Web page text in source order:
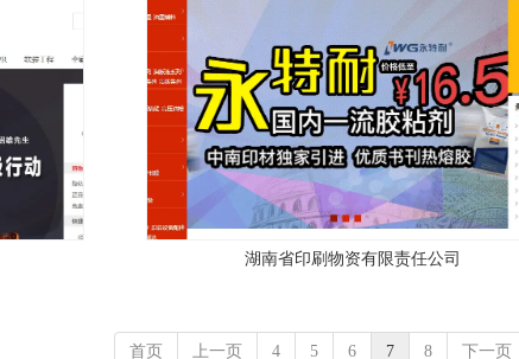
湖南省印刷物资有限责任公司
首页 上一页 4 5 6 7 8 下一页